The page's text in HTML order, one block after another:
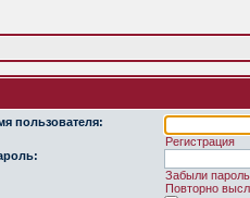
пользователя:
Регистрация
Забыли
Повторно